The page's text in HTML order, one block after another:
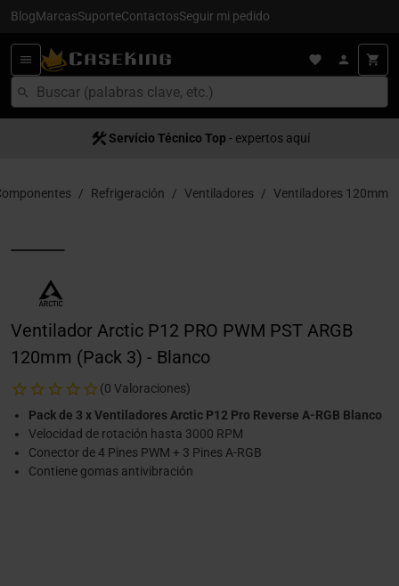
BlogMarcasSuporteContactosSeguir mi pedido
Servício Técnico Top - expertos aquí
Refrigeración Ventiladores Ventiladores 120mm
Ventilador Arctic P12 PRO PWM PST ARGB
120mm (Pack 3) - Blanco
(0 Valoraciones)
Pack de 3 x Ventiladores Arctic P12 Pro Reverse A-RGB Blanco
Velocidad de rotación hasta 3000 RPM
Conector de 4 Pines PWM + 3 Pines A-RGB
Contiene gomas antivibración